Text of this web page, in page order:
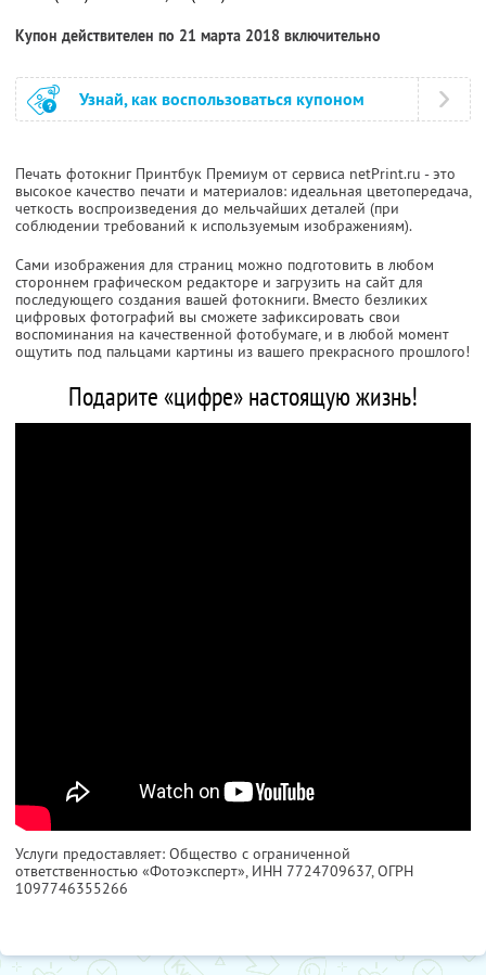
Купон действителен по 21 марта 2018 включительно
Узнай, как воспользоваться купоном
Печать фотокниг Принтбук Премиум от сервиса netPrint.ru - это
высокое качество печати и материалов: идеальная цветопередача,
четкость воспроизведения до мельчайших деталей (при
соблюдении требований к используемым изображениям).
Сами изображения для страниц можно подготовить в любом
стороннем графическом редакторе и загрузить на сайт для
последующего создания вашей фотокниги. Вместо безликих
цифровых фотографий вы сможете зафиксировать свои
воспоминания на качественной фотобумаге, и в любой момент
ощутить под пальцами картины из вашего прекрасного прошлого!
Подарите «цифре» настоящую жизнь!
Услуги предоставляет: Общество с ограниченной
ответственностью «Фотоэксперт», ИНН 7724709637, ОГРН
1097746355266